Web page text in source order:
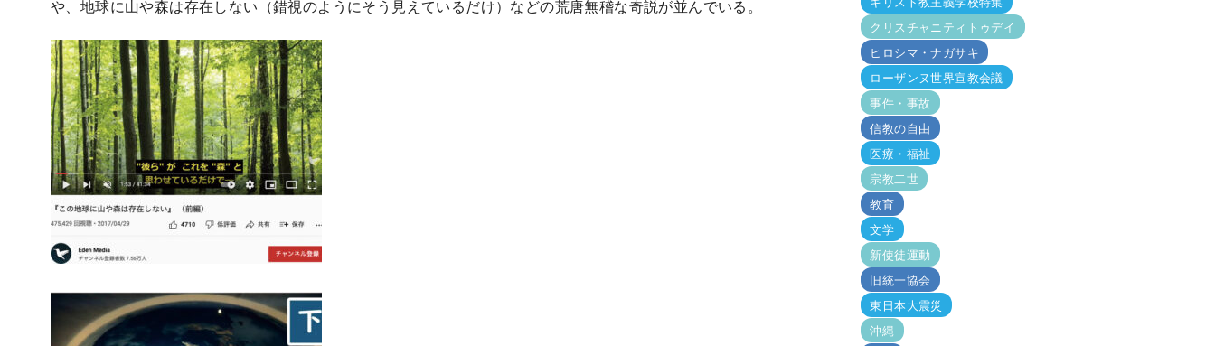
や、地球に山や森は存在しない（錯視のようにそう見えているだけ）などの荒唐無稽な奇説が並んでいる。
クリスチャニティトゥデイ
ヒロシマ・ナガサキ
ローザンヌ世界宣教会議
事件・事故
信教の自由
医療・福祉
宗教二世
教育
文学
新使徒運動
旧統一協会
東日本大震災
沖縄